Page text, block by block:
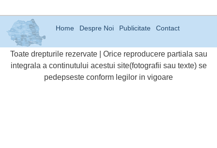
Home Despre Noi Publicitate Contact
Toate drepturile rezervate | Orice reproducere partiala sau
integrala a continutului acestui site(fotografii sau texte) se
pedepseste conform legilor in vigoare